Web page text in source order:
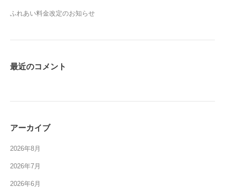
ふれあい料金改定のお知らせ
最近のコメント
アーカイブ
2026年8月
2026年7月
2026年6月